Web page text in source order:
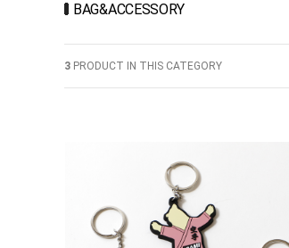
BAG&ACCESSORY
3 PRODUCT IN THIS CATEGORY